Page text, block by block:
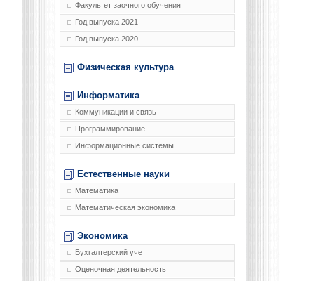
Факультет заочного обучения
Год выпуска 2021
Год выпуска 2020
Физическая культура
Информатика
Коммуникации и связь
Программирование
Информационные системы
Естественные науки
Математика
Математическая экономика
Экономика
Бухгалтерский учет
Оценочная деятельность